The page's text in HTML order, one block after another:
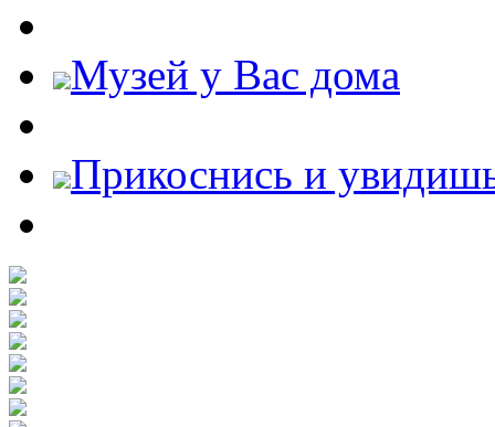
Музей у Вас дома
Прикоснись и